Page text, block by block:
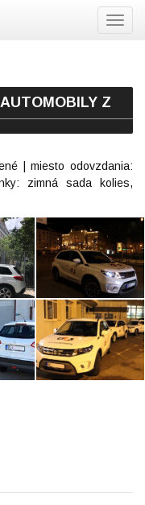
Z
| miesto odovzdania:
zimná sada kolies,